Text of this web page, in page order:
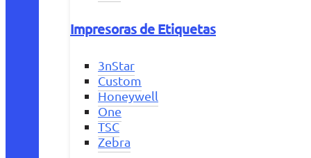
Impresoras de Etiquetas
3nStar
Custom
Honeywell
One
TSC
Zebra